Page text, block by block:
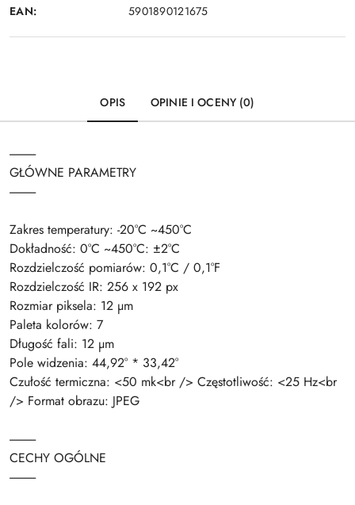
EAN: 5901890121675
OPIS OPINIE I OCENY (0)
-----------
GŁÓWNE PARAMETRY
-----------
Zakres temperatury: -20°C ~450°C
Dokładność: 0°C ~450°C: ±2°C
Rozdzielczość pomiarów: 0,1°C / 0,1°F
Rozdzielczość IR: 256 x 192 px
Rozmiar piksela: 12 µm
Paleta kolorów: 7
Długość fali: 12 µm
Pole widzenia: 44,92° * 33,42°
Czułość termiczna: <50 mk<br /> Częstotliwość: <25 Hz<br
/> Format obrazu: JPEG
-----------
CECHY OGÓLNE
-----------